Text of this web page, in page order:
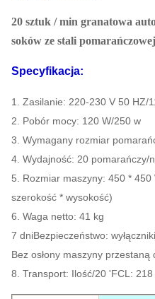
20 sztuk / min granatowa
soków ze stali pomarańczowej
Specyfikacja:
1. Zasilanie: 220-230 V 50 HZ/
2. Pobór mocy: 120 W/250 w
3. Wymagany rozmiar
4. Wydajność: 20 pomarańczy/
5. Rozmiar maszyny: 450 * 450
szerokość * wysokość)
6. Waga netto: 41 kg
7 dniBezpieczeństwo:
Bez osłony maszyny przestaną
8. Transport: Ilość/20 'FCL: